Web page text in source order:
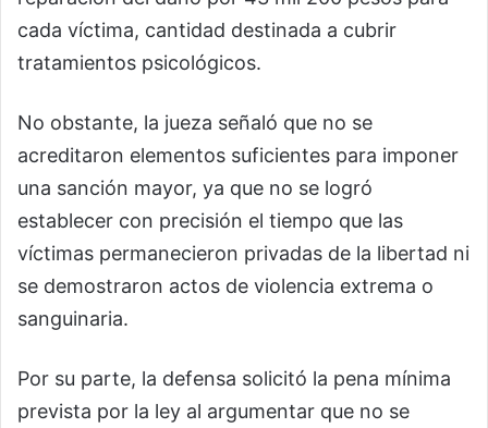
cada víctima, cantidad destinada a cubrir
tratamientos psicológicos.
No obstante, la jueza señaló que no se
acreditaron elementos suficientes para imponer
una sanción mayor, ya que no se logró
establecer con precisión el tiempo que las
víctimas permanecieron privadas de la libertad ni
se demostraron actos de violencia extrema o
sanguinaria.
Por su parte, la defensa solicitó la pena mínima
prevista por la ley al argumentar que no se